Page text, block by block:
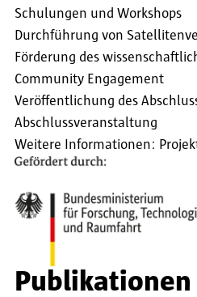
Schulungen und Workshops
Durchführung von
Förderung des
Community Engagement
Veröffentlichung des
Abschlussveranstaltung
Weitere Informationen:
Publikationen